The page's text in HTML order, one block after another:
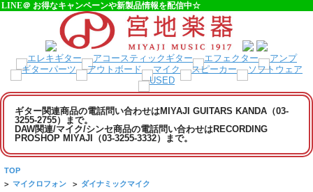
LINE＠ お得なキャンペーンや新製品情報を配信中☆
ギター関連商品の電話問い合わせはMIYAJI GUITARS KANDA（03-
3255-2755）まで。
DAW関連/マイク/シンセ商品の電話問い合わせはRECORDING
PROSHOP MIYAJI（03-3255-3332）まで。
TOP
> マイクロフォン > ダイナミックマイク